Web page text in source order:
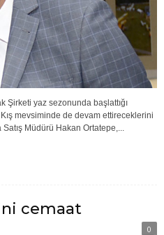
Şirketi yaz sezonunda başlattığı
mevsiminde de devam ettireceklerini
Müdürü Hakan Ortatepe,...
cemaat
0